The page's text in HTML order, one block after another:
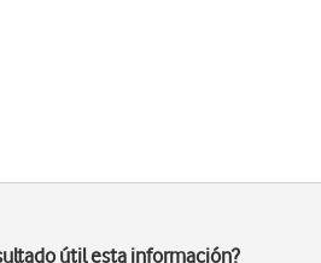
útil esta información?